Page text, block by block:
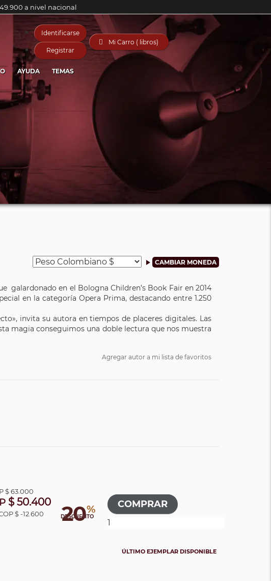
a nivel nacional
Identificarse
Registrar
 Mi Carro ( libros)
AYUDA TEMAS
galardonado en el Bologna Children’s Book Fair en 2014
en la categoría Opera Prima, destacando entre 1.250
invita su autora en tiempos de placeres digitales. Las
magia conseguimos una doble lectura que nos muestra
Agregar autor a mi lista de favoritos
20%
DESCUENTO
$ 63.000
$ 50.400
$ -12.600
ÚLTIMO EJEMPLAR DISPONIBLE